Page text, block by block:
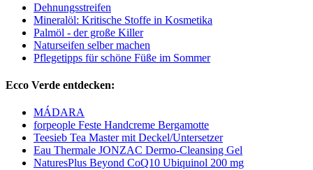
Dehnungsstreifen
Mineralöl: Kritische Stoffe in Kosmetika
Palmöl - der große Killer
Naturseifen selber machen
Pflegetipps für schöne Füße im Sommer
Ecco Verde entdecken:
MÁDARA
forpeople Feste Handcreme Bergamotte
Teesieb Tea Master mit Deckel/Untersetzer
Eau Thermale JONZAC Dermo-Cleansing Gel
NaturesPlus Beyond CoQ10 Ubiquinol 200 mg